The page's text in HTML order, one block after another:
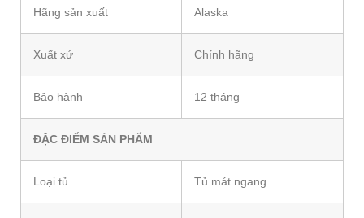
Hãng sản xuất Alaska
Xuất xứ Chính hãng
Bảo hành 12 tháng
ĐẶC ĐIỂM SẢN PHẨM
Loại tủ Tủ mát ngang